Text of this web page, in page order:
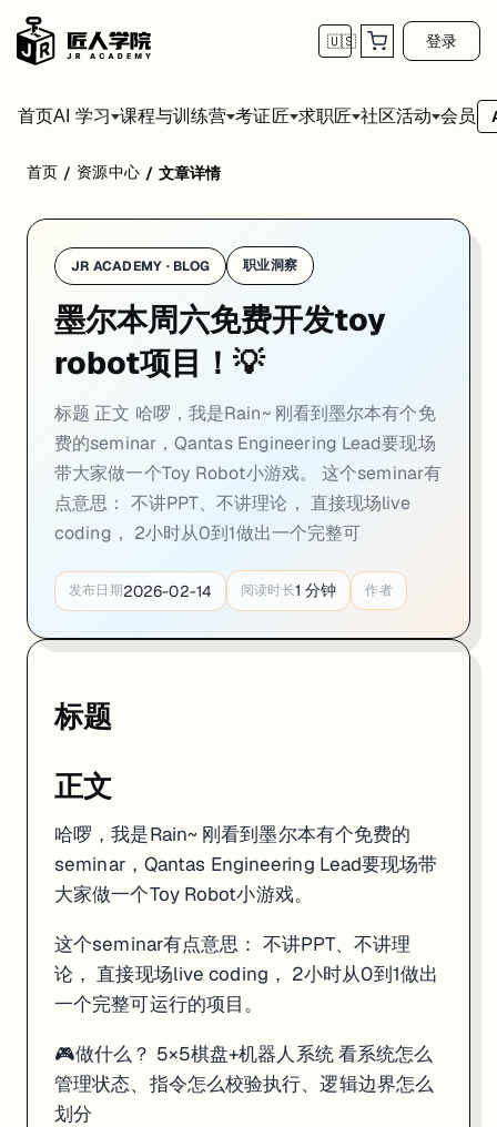
🇺🇸 登录
首页AI 学习 课程与训练营 考证匠 求职匠 社区活动 会员
标题
正文
哈啰，我是Rain~ 刚看到墨尔本有个免费的seminar，Qantas
这个seminar有点意思： 不讲PPT、不讲理论， 直接现场live coding，
🎮做什么？ 5×5棋盘+机器人系统 看系统怎么管理状态、指令怎么校验
💻能学到什么？ 看Qantas Engineering Lead怎么拆解问题、怎么设计
🚀为什么值得去？ 作为做了十几年HR的人，我见过太多只会刷题但不
不要求你有基础， 不需要提前准备， 带上电脑就行啦~
参考
首页 / 资源中心 / 文章详情
JR ACADEMY · BLOG 职业洞察
墨尔本周六免费开发toy
robot项目！💡
标题 正文 哈啰，我是Rain~ 刚看到墨尔本有个免
费的seminar，Qantas Engineering Lead要现场
带大家做一个Toy Robot小游戏。 这个seminar有
点意思： 不讲PPT、不讲理论， 直接现场live
coding， 2小时从0到1做出一个完整可
发布日期2026-02-14 阅读时长1 分钟 作者
标题
正文
哈啰，我是Rain~ 刚看到墨尔本有个免费的
seminar，Qantas Engineering Lead要现场带
大家做一个Toy Robot小游戏。
这个seminar有点意思： 不讲PPT、不讲理
论， 直接现场live coding， 2小时从0到1做出
一个完整可运行的项目。
🎮做什么？ 5×5棋盘+机器人系统 看系统怎么
管理状态、指令怎么校验执行、逻辑边界怎么
划分